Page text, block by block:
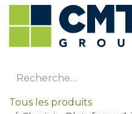
Se rendre au contenu
Tous les produits